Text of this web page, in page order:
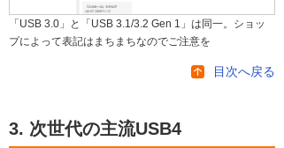
「USB 3.0」と「USB 3.1/3.2 Gen 1」は同一。ショッ
プによって表記はまちまちなのでご注意を
目次へ戻る
3. 次世代の主流USB4